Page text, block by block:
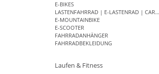
E-BIKES
LASTENFAHRRAD | E-LASTENRAD |
E-MOUNTAINBIKE
E-SCOOTER
FAHRRADANHÄNGER
FAHRRADBEKLEIDUNG
Laufen & Fitness